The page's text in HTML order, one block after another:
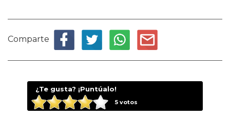
Comparte
¿Te gusta? ¡Puntúalo!
5votos